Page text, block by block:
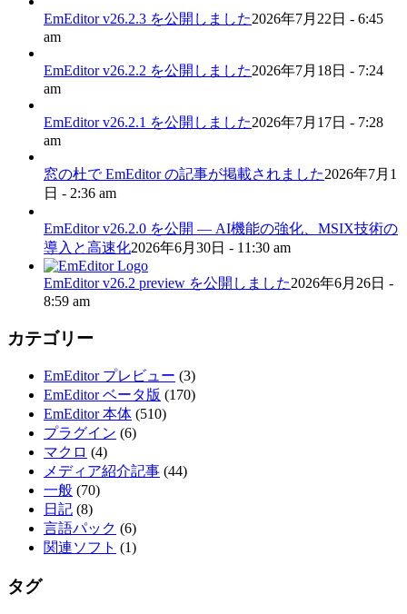
EmEditor v26.2.3 を公開しました2026年7月22日 - 6:45
am
EmEditor v26.2.2 を公開しました2026年7月18日 - 7:24
am
EmEditor v26.2.1 を公開しました2026年7月17日 - 7:28
am
窓の杜で EmEditor の記事が掲載されました2026年7月1
日 - 2:36 am
EmEditor v26.2.0 を公開 — AI機能の強化、MSIX技術の
導入と高速化2026年6月30日 - 11:30 am
EmEditor v26.2 preview を公開しました2026年6月26日 -
8:59 am
カテゴリー
EmEditor プレビュー (3)
EmEditor ベータ版 (170)
EmEditor 本体 (510)
プラグイン (6)
マクロ (4)
メディア紹介記事 (44)
一般 (70)
日記 (8)
言語パック (6)
関連ソフト (1)
タグ